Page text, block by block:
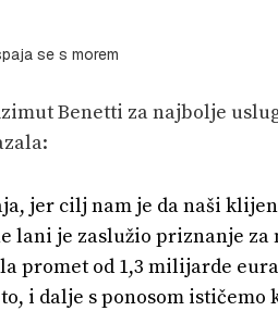
se s morem
Benetti za najbolje
jer cilj nam je da naši
lani je zaslužio priznanje
promet od 1,3 milijarde
i dalje s ponosom ističemo